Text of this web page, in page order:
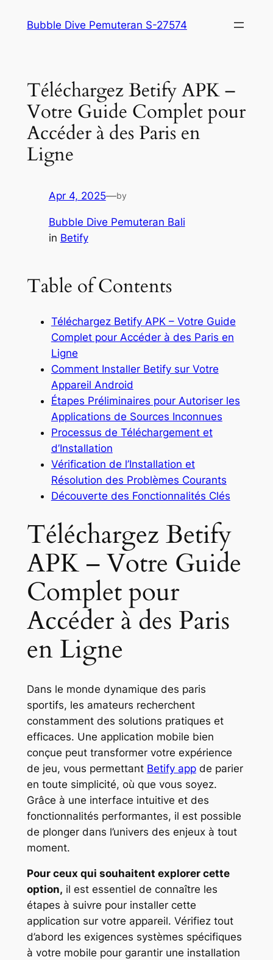
Bubble Dive Pemuteran S-27574
Téléchargez Betify APK –
Votre Guide Complet pour
Accéder à des Paris en
Ligne
Apr 4, 2025—by
Bubble Dive Pemuteran Bali
in Betify
Table of Contents
Téléchargez Betify APK – Votre Guide
Complet pour Accéder à des Paris en
Ligne
Comment Installer Betify sur Votre
Appareil Android
Étapes Préliminaires pour Autoriser les
Applications de Sources Inconnues
Processus de Téléchargement et
d’Installation
Vérification de l’Installation et
Résolution des Problèmes Courants
Découverte des Fonctionnalités Clés
Téléchargez Betify
APK – Votre Guide
Complet pour
Accéder à des Paris
en Ligne
Dans le monde dynamique des paris
sportifs, les amateurs recherchent
constamment des solutions pratiques et
efficaces. Une application mobile bien
conçue peut transformer votre expérience
de jeu, vous permettant Betify appde parier
en toute simplicité, où que vous soyez.
Grâce à une interface intuitive et des
fonctionnalités performantes, il est possible
de plonger dans l’univers des enjeux à tout
moment.
Pour ceux qui souhaitent explorer cette
option, il est essentiel de connaître les
étapes à suivre pour installer cette
application sur votre appareil. Vérifiez tout
d’abord les exigences systèmes spécifiques
à votre mobile pour garantir une installation